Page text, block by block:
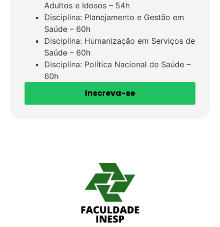
Adultos e Idosos – 54h
Disciplina: Planejamento e Gestão em
Saúde – 60h
Disciplina: Humanização em Serviços de
Saúde – 60h
Disciplina: Política Nacional de Saúde –
60h
Inscreva-se